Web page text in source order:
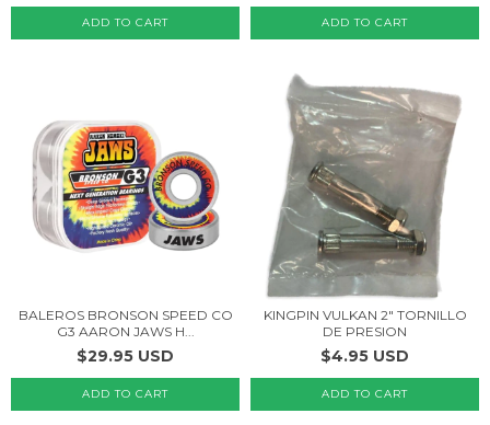
ADD TO CART
BALEROS BRONSON SPEED CO
G3 AARON JAWS H...
$29.95 USD
KINGPIN VULKAN 2" TORNILLO
DE PRESION
$4.95 USD